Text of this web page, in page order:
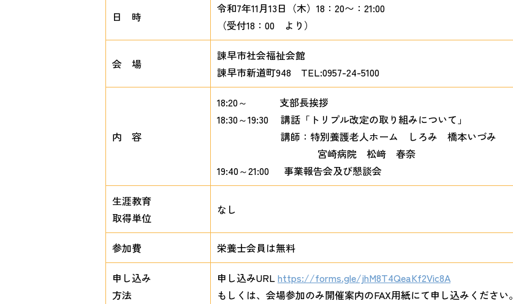
日 時
令和7年11月13日（木）18：20〜：21:00
（受付18：00 より）
会 場
諫早市社会福祉会館
諫早市新道町948 TEL:0957-24-5100
内 容
18:20～ 支部長挨拶
18:30～19:30 講話「トリプル改定の取り組みについて」
講師：特別養護老人ホーム しろみ 橋本いづみ
宮崎病院 松﨑 春奈
19:40～21:00 事業報告会及び懇談会
生涯教育
取得単位
なし
参加費 栄養士会員は無料
申し込み
方法
申し込みURLhttps://forms.gle/jhM8T4QeaKf2Vic8A
もしくは、会場参加のみ開催案内のFAX用紙にて申し込みください。